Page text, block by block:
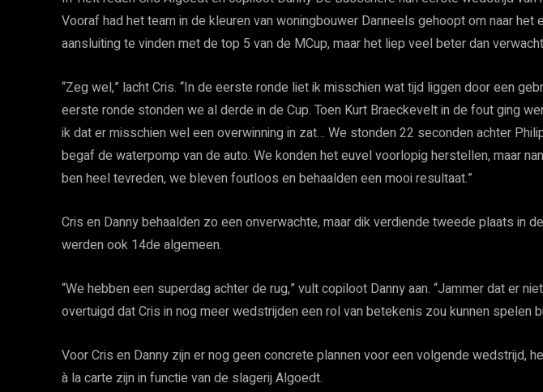
Vooraf had het team in de kleuren van woningbouwer Danneels gehoopt om naar het
aansluiting te vinden met de top 5 van de MCup, maar het liep veel beter dan
“Zeg wel,” lacht Cris. “In de eerste ronde liet ik misschien wat tijd liggen door een
eerste ronde stonden we al derde in de Cup. Toen Kurt Braeckevelt in de fout ging
ik dat er misschien wel een overwinning in zat… We stonden 22 seconden achter
begaf de waterpomp van de auto. We konden het euvel voorlopig herstellen, maar
ben heel tevreden, we bleven foutloos en behaalden een mooi resultaat.”
Cris en Danny behaalden zo een onverwachte, maar dik verdiende tweede plaats in
werden ook 14de algemeen.
“We hebben een superdag achter de rug,” vult copiloot Danny aan. “Jammer dat er
overtuigd dat Cris in nog meer wedstrijden een rol van betekenis zou kunnen spelen
Voor Cris en Danny zijn er nog geen concrete plannen voor een volgende wedstrijd,
à la carte zijn in functie van de slagerij Algoedt.